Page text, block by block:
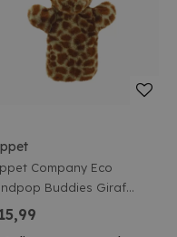
Company Eco
Buddies Giraf